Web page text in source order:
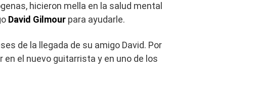
hicieron mella en la salud mental
David Gilmour para ayudarle.
de la llegada de su amigo David. Por
en el nuevo guitarrista y en uno de los